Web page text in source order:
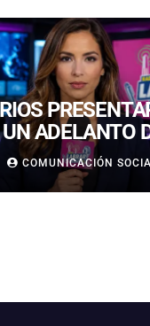
ADELANTO
“FRUTOS
COMUNICACIÓN